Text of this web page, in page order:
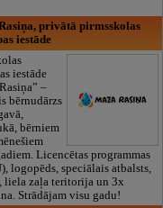
privātā pirmsskolas
iestāde
iestāde
–
bērnudārzs
bērniem
Licencētas programmas
logopēds, speciālais atbalsts,
liela zaļa teritorija un 3x
Strādājam visu gadu!